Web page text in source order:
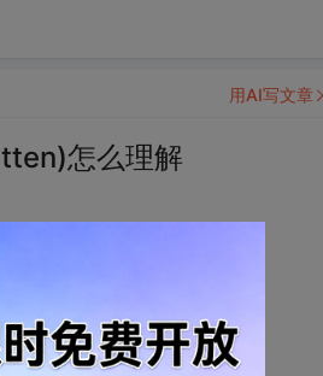
怎么理解
用AI写文章